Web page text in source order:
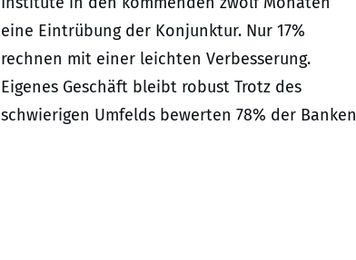
eine Eintrübung der Konjunktur. Nur 17%
rechnen mit einer leichten Verbesserung.
Eigenes Geschäft bleibt robust Trotz des
schwierigen Umfelds bewerten 78% der Banken